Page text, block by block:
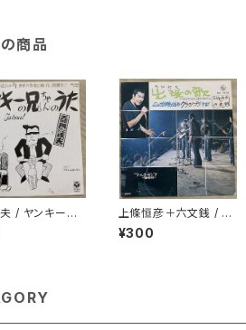
商品
/ ヤンキーの
のうた
上條恒彦＋六文銭 / 出
発の歌 -失なわれた時
を求めて-
¥300